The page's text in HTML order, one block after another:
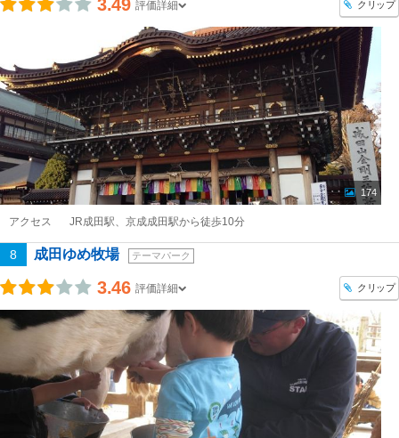
3.49 評価詳細 クリップ
174
アクセス JR成田駅、京成成田駅から徒歩10分
8 成田ゆめ牧場 テーマパーク
3.46 評価詳細 クリップ